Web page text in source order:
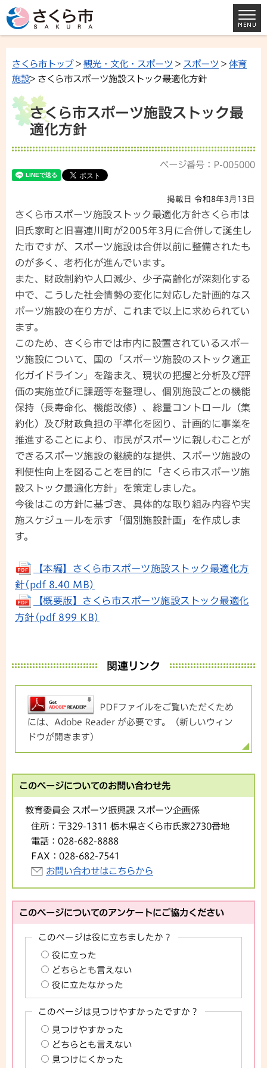
さくら市トップ> 観光・文化・スポーツ > スポーツ > 体育
施設> さくら市スポーツ施設ストック最適化方針
さくら市スポーツ施設ストック最
適化方針
ページ番号：P-005000
掲載日 令和8年3月13日
さくら市スポーツ施設ストック最適化方針さくら市は
旧氏家町と旧喜連川町が2005年3月に合併して誕生し
た市ですが、スポーツ施設は合併以前に整備されたも
のが多く、老朽化が進んでいます。
また、財政制約や人口減少、少子高齢化が深刻化する
中で、こうした社会情勢の変化に対応した計画的なス
ポーツ施設の在り方が、これまで以上に求められてい
ます。
このため、さくら市では市内に設置されているスポー
ツ施設について、国の「スポーツ施設のストック適正
化ガイドライン」を踏まえ、現状の把握と分析及び評
価の実施並びに課題等を整理し、個別施設ごとの機能
保持（長寿命化、機能改修）、総量コントロール（集
約化）及び財政負担の平準化を図り、計画的に事業を
推進することにより、市民がスポーツに親しむことが
できるスポーツ施設の継続的な提供、スポーツ施設の
利便性向上を図ることを目的に「さくら市スポーツ施
設ストック最適化方針」を策定しました。
今後はこの方針に基づき、具体的な取り組み内容や実
施スケジュールを示す「個別施設計画」を作成しま
す。
【本編】さくら市スポーツ施設ストック最適化方
針(pdf 8.40 MB)
【概要版】さくら市スポーツ施設ストック最適化
方針(pdf 899 KB)
関連リンク
PDFファイルをご覧いただくため
には、Adobe Reader が必要です。（新しいウィン
ドウが開きます）
このページについてのお問い合わせ先
教育委員会 スポーツ振興課 スポーツ企画係
住所： 〒329-1311 栃木県さくら市氏家2730番地
電話： 028-682-8888
FAX： 028-682-7541
お問い合わせはこちらから
このページについてのアンケートにご協力ください
このページは役に立ちましたか？
役に立った
どちらとも言えない
役に立たなかった
このページは見つけやすかったですか？
見つけやすかった
どちらとも言えない
見つけにくかった